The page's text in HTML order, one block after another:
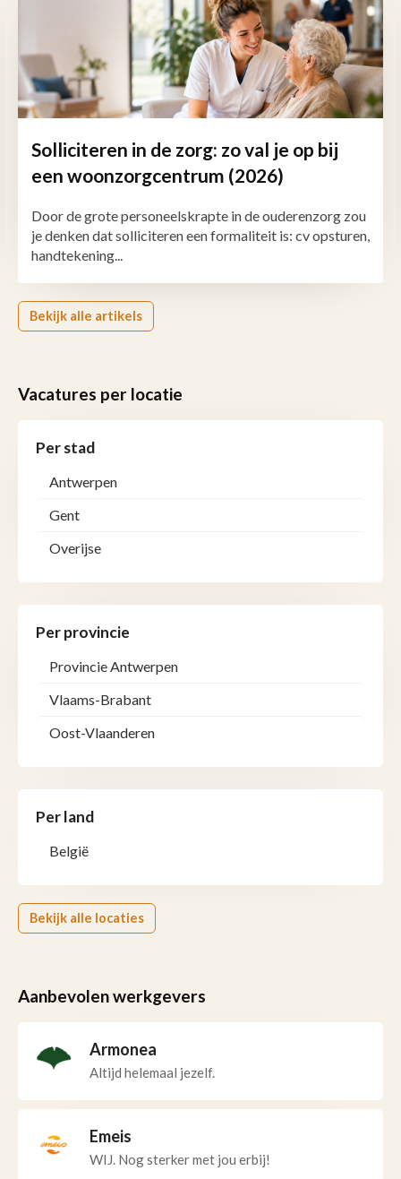
Solliciteren in de zorg: zo val je op bij
een woonzorgcentrum (2026)
Door de grote personeelskrapte in de ouderenzorg zou
je denken dat solliciteren een formaliteit is: cv opsturen,
handtekening...
Bekijk alle artikels
Vacatures per locatie
Per stad
Antwerpen
Gent
Overijse
Per provincie
Provincie Antwerpen
Vlaams-Brabant
Oost-Vlaanderen
Per land
België
Bekijk alle locaties
Aanbevolen werkgevers
Armonea
Altijd helemaal jezelf.
Emeis
WIJ. Nog sterker met jou erbij!